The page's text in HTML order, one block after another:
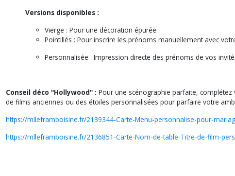
Versions disponibles :
Vierge : Pour une décoration épurée.
Pointillés : Pour inscrire les prénoms manuellement avec
Personnalisée : Impression directe des prénoms de vos
Conseil déco "Hollywood" : Pour une scénographie parfaite, complétez
de films anciennes ou des étoiles personnalisées pour parfaire votre
https://mlleframboisine.fr/2139344-Carte-Menu-personnalise-pour-
https://mlleframboisine.fr/2136851-Carte-Nom-de-table-Titre-de-film-